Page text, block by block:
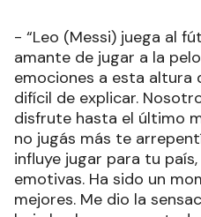
- “Leo (Messi) juega al
amante de jugar a la
emociones a esta altura
difícil de explicar.
disfrute hasta el último
no jugás más te
influye jugar para tu
emotivas. Ha sido un
mejores. Me dio la